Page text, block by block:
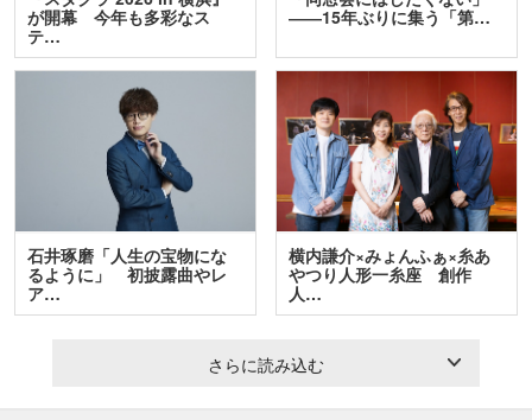
が開幕 今年も多彩なス
テ…
――15年ぶりに集う「第…
石井琢磨「人生の宝物にな
るように」 初披露曲やレ
ア…
横内謙介×みょんふぁ×糸あ
やつり人形一糸座 創作
人…
さらに読み込む